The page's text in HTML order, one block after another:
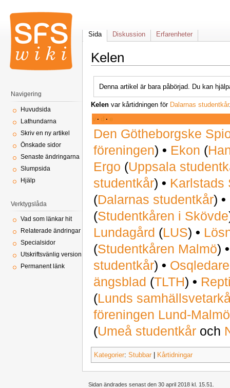
Kelen
Denna artikel är bara påbörjad. Du kan
Kelen var kårtidningen för Dalarnas studentkår
· ·
Den Götheborgske
föreningen) • Ekon (
Ergo (Uppsala
studentkår) • Karlstads
(Dalarnas studentkår) •
(Studentkåren i Skövde
Lundagård (LUS) •
(Studentkåren Malmö)
studentkår) •
ängsblad (TLTH) •
(Lunds
föreningen Lund-Malmö
(Umeå studentkår och
Kategorier: Stubbar Kårtidningar
Sida Diskussion Erfarenheter
Navigering
Huvudsida
Lathundarna
Skriv en ny artikel
Önskade sidor
Senaste ändringarna
Slumpsida
Hjälp
Verktygslåda
Vad som länkar hit
Relaterade ändringar
Specialsidor
Utskriftsvänlig version
Permanent länk
Sidan ändrades senast den 30 april 2018 kl. 15.51.